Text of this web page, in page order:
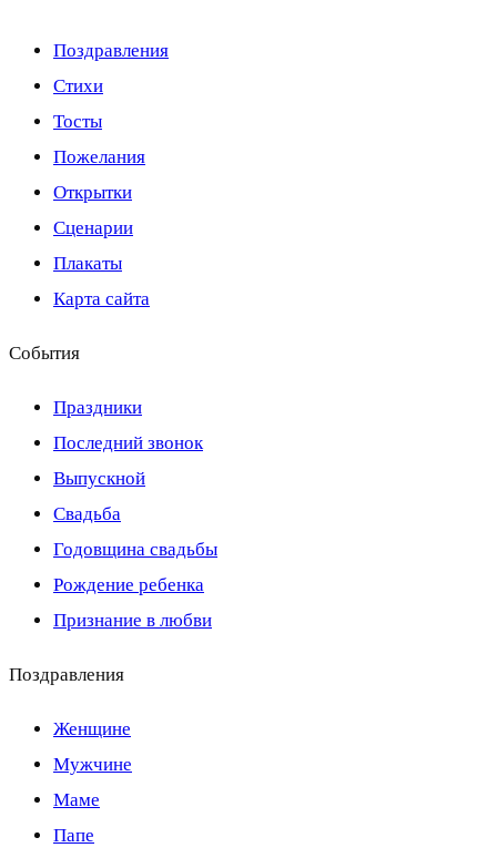
Поздравления
Стихи
Тосты
Пожелания
Открытки
Сценарии
Плакаты
Карта сайта
События
Праздники
Последний звонок
Выпускной
Свадьба
Годовщина свадьбы
Рождение ребенка
Признание в любви
Поздравления
Женщине
Мужчине
Маме
Папе